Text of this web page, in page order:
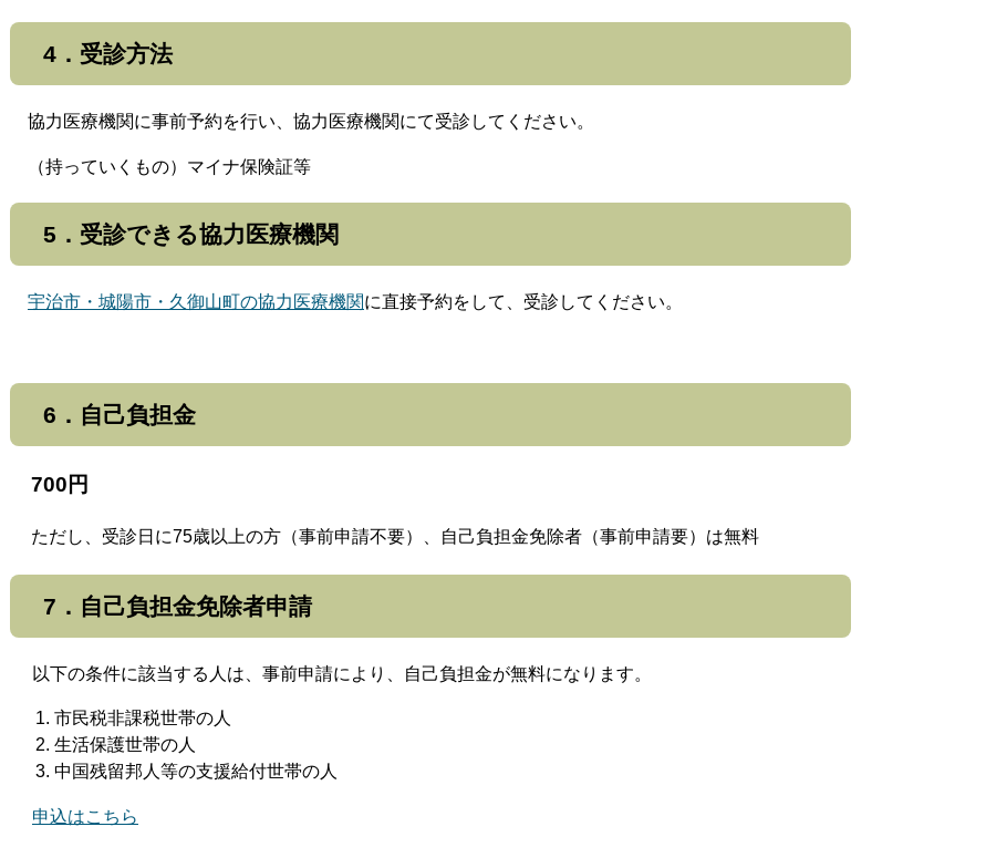
4．受診方法
協力医療機関に事前予約を行い、協力医療機関にて受診してください。
（持っていくもの）マイナ保険証等
5．受診できる協力医療機関
宇治市・城陽市・久御山町の協力医療機関に直接予約をして、受診してください。
6．自己負担金
700円
ただし、受診日に75歳以上の方（事前申請不要）、自己負担金免除者（事前申請要）は無料
7．自己負担金免除者申請
以下の条件に該当する人は、事前申請により、自己負担金が無料になります。
市民税非課税世帯の人
生活保護世帯の人
中国残留邦人等の支援給付世帯の人
申込はこちら